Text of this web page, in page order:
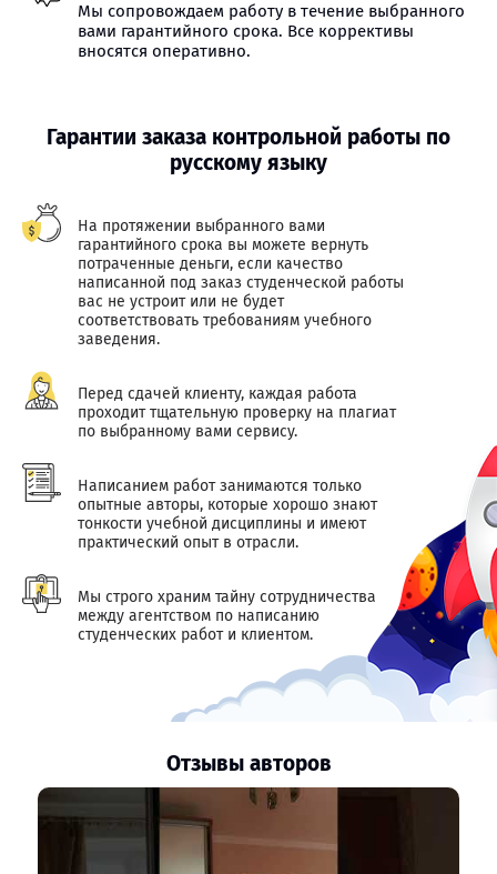
Мы сопровождаем работу в течение выбранного
вами гарантийного срока. Все коррективы
вносятся оперативно.
Гарантии заказа контрольной работы по
русскому языку
На протяжении выбранного вами
гарантийного срока вы можете вернуть
потраченные деньги, если качество
написанной под заказ студенческой работы
вас не устроит или не будет
соответствовать требованиям учебного
заведения.
Перед сдачей клиенту, каждая работа
проходит тщательную проверку на плагиат
по выбранному вами сервису.
Написанием работ занимаются только
опытные авторы, которые хорошо знают
тонкости учебной дисциплины и имеют
практический опыт в отрасли.
Мы строго храним тайну сотрудничества
между агентством по написанию
студенческих работ и клиентом.
Отзывы авторов